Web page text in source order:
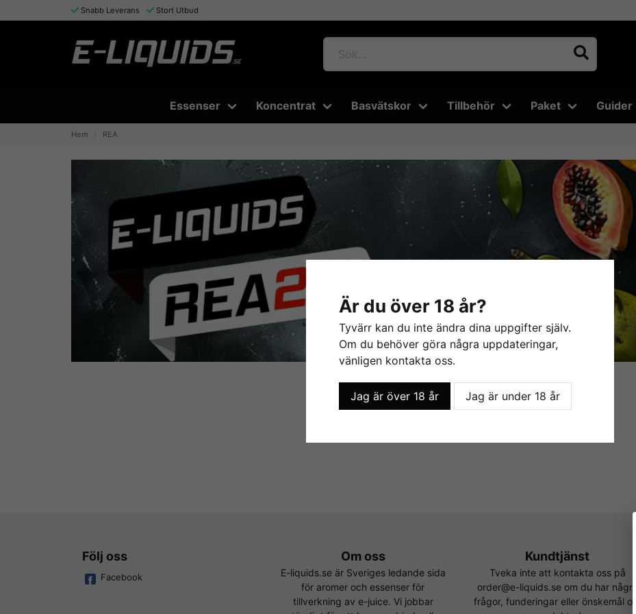
Snabb Leverans Stort Utbud
Essenser Koncentrat Basvätskor Tillbehör Paket Guider
Hem REA
Är du över 18 år?
Tyvärr kan du inte ändra dina uppgifter själv.
Om du behöver göra några uppdateringar,
vänligen kontakta oss.
Jag är över 18 år Jag är under 18 år
Följ oss
Facebook
Om oss
E-liquids.se är Sveriges ledande sida
för aromer och essenser för
tillverkning av e-juice. Vi jobbar
Kundtjänst
Tveka inte att kontakta oss på
order@e-liquids.se om du har några
frågor, funderingar eller önskemål om